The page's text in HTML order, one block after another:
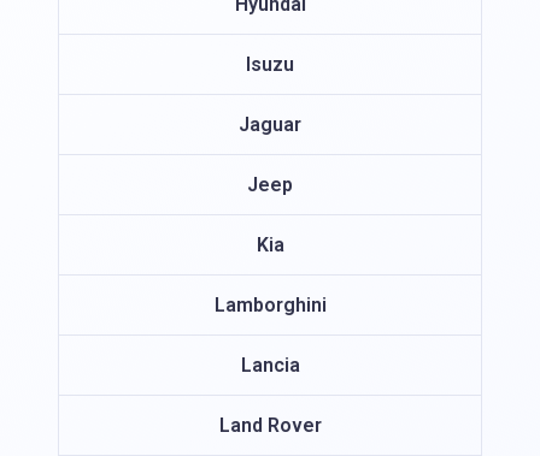
Isuzu
Jaguar
Jeep
Kia
Lamborghini
Lancia
Land Rover